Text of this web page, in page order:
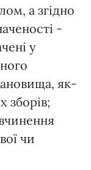
а згідно
-
у
як-
зборів;
чи